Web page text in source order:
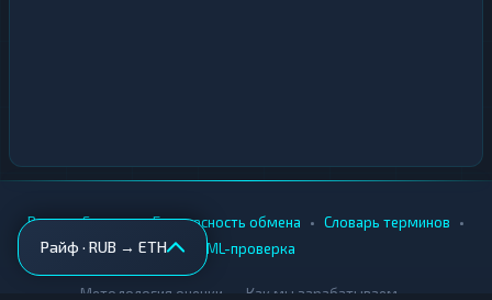
Райф · RUB → ETH
Вики • Города • Безопасность обмена • Словарь терминов •
AML-проверка
Методология оценки Как мы зарабатываем